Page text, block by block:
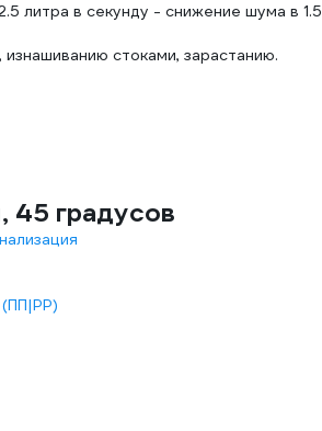
литра в секунду - снижение шума в 1.5
стоками, зарастанию.
45 градусов